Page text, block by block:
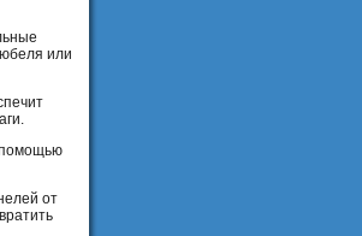
или
помощью
от